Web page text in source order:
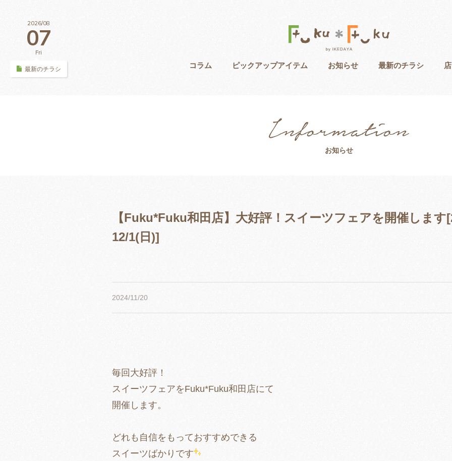
コラム ピックアップアイテム お知らせ 最新のチラシ
2026/08
07
Fri
最新のチラシ
お知らせ
【Fuku*Fuku和田店】大好評！スイーツフェアを開催します
12/1(日)]
2024/11/20
毎回大好評！
スイーツフェアをFuku*Fuku和田店にて
開催します。
どれも自信をもっておすすめできる
スイーツばかりです